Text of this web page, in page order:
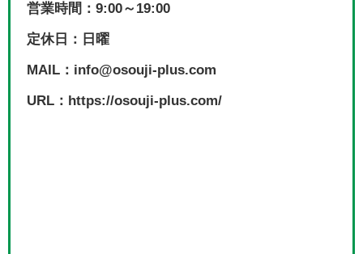
営業時間：9:00～19:00
定休日：日曜
MAIL：info@osouji-plus.com
URL：https://osouji-plus.com/